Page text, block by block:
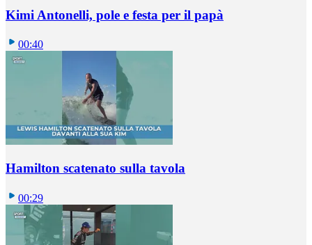
Kimi Antonelli, pole e festa per il papà
00:40
Hamilton scatenato sulla tavola
00:29